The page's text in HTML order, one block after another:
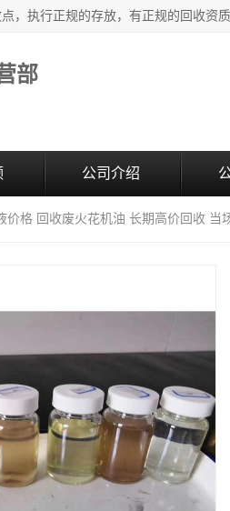
部
公司介绍
价格 回收废火花机油 长期高价回收 当